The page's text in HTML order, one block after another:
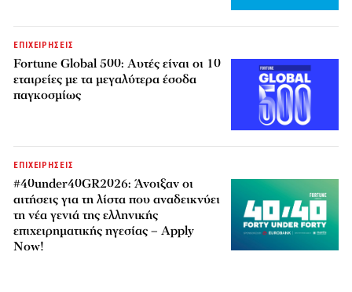
ΕΠΙΧΕΙΡΗΣΕΙΣ
Fortune Global 500: Αυτές είναι οι 10
εταιρείες με τα μεγαλύτερα έσοδα
παγκοσμίως
ΕΠΙΧΕΙΡΗΣΕΙΣ
#40under40GR2026: Άνοιξαν οι
αιτήσεις για τη λίστα που αναδεικνύει
τη νέα γενιά της ελληνικής
επιχειρηματικής ηγεσίας – Apply
Now!